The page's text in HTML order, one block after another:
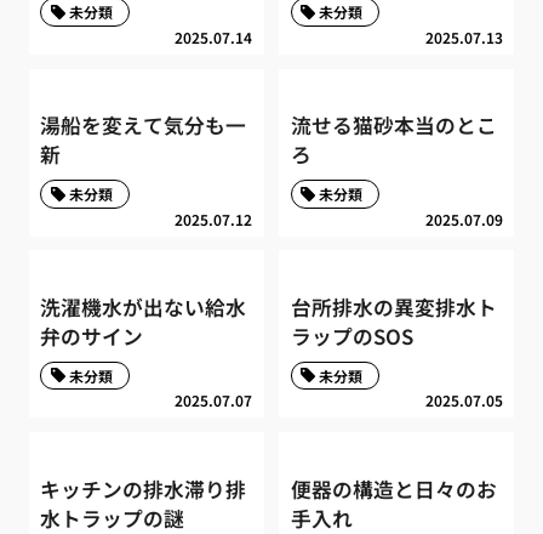
2025.07.14
未分類
2025.07.13
未分類
湯船を変えて気分も一
新
2025.07.12
未分類
流せる猫砂本当のとこ
ろ
2025.07.09
未分類
洗濯機水が出ない給水
弁のサイン
2025.07.07
未分類
台所排水の異変排水ト
ラップのSOS
2025.07.05
未分類
キッチンの排水滞り排
水トラップの謎
便器の構造と日々のお
手入れ